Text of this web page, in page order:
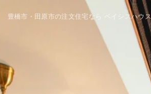
豊橋市・田原市の注文住宅なら ベイシスハウス